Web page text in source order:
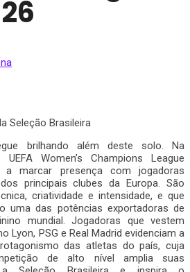
brilhando além deste solo. Na
Women’s Champions League
a marcar presença com jogadoras
principais clubes da Europa. São
criatividade e intensidade, e que
uma das potências exportadoras de
mundial. Jogadoras que vestem
Lyon, PSG e Real Madrid evidenciam a
das atletas do país, cuja
de alto nível amplia suas